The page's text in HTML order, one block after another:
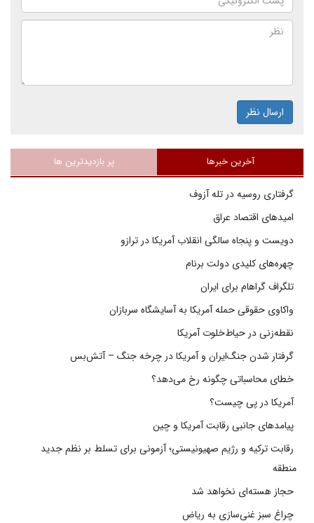
ارسال نظر
آخرین خبرها پر بازدیدترین ها
گرفتاری روسیه در تله آزوف
امیدهای اقتصاد عراق
دویست و پنجاه سالگی انقلاب آمریکا در ترازو
چهره‌های کلیدی دولت برنام
تلگراف گراهام برای ایران
واکاوی حقوقی حمله آمریکا به آسایشگاه سربازان
نقطه‌زنی در حیاط‌خلوت آمریکا
گرفتار شدن جنگ‌ایران و آمریکا در چرخه جنگ – آتش‌بس
خطای محاسباتی چگونه رخ می‌دهد؟
آمریکا در پی چیست؟
پیامدهای جانبی رقابت آمریکا و چین
رقابت ترکیه و رژیم صهیونیستی؛ آزمونی برای تسلط بر نظم جدید
منطقه
حجاز هسته‌ای نخواهد شد
چراغ سبز غنی‌سازی به ریاض